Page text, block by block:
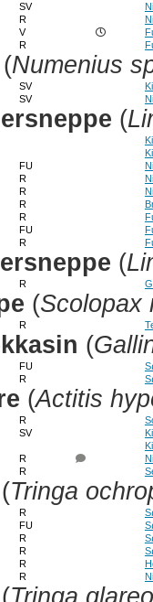
SV
R
V
R
(Numenius
SV
SV
(
FU
R
R
R
R
FU
R
(
R
(Scolopax
R
(
FU
R
(Actitis
R
SV
R
R
(Tringa
R
FU
R
R
R
R
(Tringa